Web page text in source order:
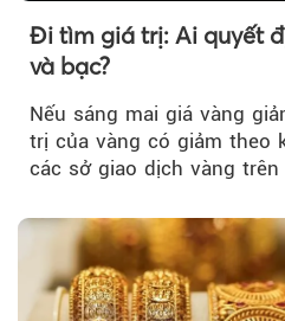
Đi tìm giá trị: Ai quyết
và bạc?
Nếu sáng mai giá vàng
trị của vàng có giảm theo
các sở giao dịch vàng